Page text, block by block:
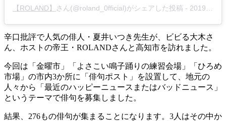
【ROLAND】 さん(@roland_0fficial)がシェアした投稿 - 2019年 8月月15日午後9時59分PDT
辛口批評で人気の俳人・夏井いつき先生が、ビビる大木さ
ん、ホストの帝王・ROLANDさんと高知市を訪れました。
今回は「金曜市」「よさこい鳴子踊りの練習会場」「ひろめ
市場」の市内3か所に「俳句ポスト」を設置して、地元の
人々から「最近のハッピーニュースまたはバッドニュース」
というテーマで俳句を募集しました。
結果、276もの俳句が集まることになります。3人はその中か